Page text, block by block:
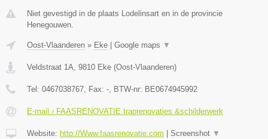
Niet gevestigd in de plaats Lodelinsart en in de provincie
Henegouwen.
Oost-Vlaanderen » Eke Google maps ▼
Veldstraat 1A, 9810 Eke (Oost-Vlaanderen)
Tel: 0467038767, Fax: -, BTW-nr: BE0674945992
E-mail › FAASRENOVATIE traprenovaties &schilderwerk
Website: http://Www.faasrenovatie.com Screenshot ▼